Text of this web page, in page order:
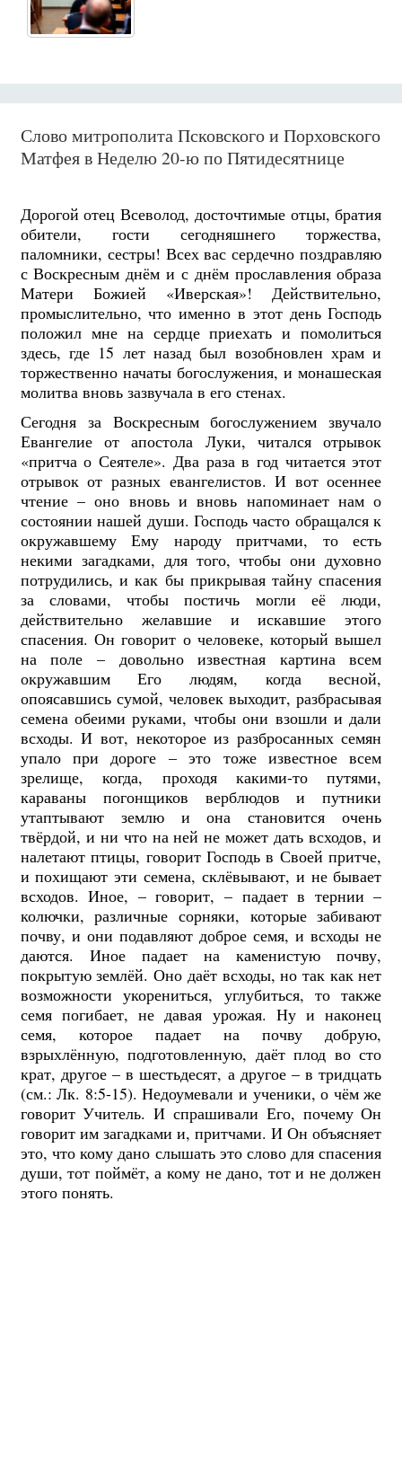
Слово митрополита Псковского и Порховского
Матфея в Неделю 20-ю по Пятидесятнице
Дорогой отец Всеволод, досточтимые отцы, братия
обители, гости сегодняшнего торжества,
паломники, сестры! Всех вас сердечно поздравляю
с Воскресным днём и с днём прославления образа
Матери Божией «Иверская»! Действительно,
промыслительно, что именно в этот день Господь
положил мне на сердце приехать и помолиться
здесь, где 15 лет назад был возобновлен храм и
торжественно начаты богослужения, и монашеская
молитва вновь зазвучала в его стенах.
Сегодня за Воскресным богослужением звучало
Евангелие от апостола Луки, читался отрывок
«притча о Сеятеле». Два раза в год читается этот
отрывок от разных евангелистов. И вот осеннее
чтение – оно вновь и вновь напоминает нам о
состоянии нашей души. Господь часто обращался к
окружавшему Ему народу притчами, то есть
некими загадками, для того, чтобы они духовно
потрудились, и как бы прикрывая тайну спасения
за словами, чтобы постичь могли её люди,
действительно желавшие и искавшие этого
спасения. Он говорит о человеке, который вышел
на поле – довольно известная картина всем
окружавшим Его людям, когда весной,
опоясавшись сумой, человек выходит, разбрасывая
семена обеими руками, чтобы они взошли и дали
всходы. И вот, некоторое из разбросанных семян
упало при дороге – это тоже известное всем
зрелище, когда, проходя какими-то путями,
караваны погонщиков верблюдов и путники
утаптывают землю и она становится очень
твёрдой, и ни что на ней не может дать всходов, и
налетают птицы, говорит Господь в Своей притче,
и похищают эти семена, склёвывают, и не бывает
всходов. Иное, – говорит, – падает в тернии –
колючки, различные сорняки, которые забивают
почву, и они подавляют доброе семя, и всходы не
даются. Иное падает на каменистую почву,
покрытую землёй. Оно даёт всходы, но так как нет
возможности укорениться, углубиться, то также
семя погибает, не давая урожая. Ну и наконец
семя, которое падает на почву добрую,
взрыхлённую, подготовленную, даёт плод во сто
крат, другое – в шестьдесят, а другое – в тридцать
(см.: Лк. 8:5-15). Недоумевали и ученики, о чём же
говорит Учитель. И спрашивали Его, почему Он
говорит им загадками и, притчами. И Он объясняет
это, что кому дано слышать это слово для спасения
души, тот поймёт, а кому не дано, тот и не должен
этого понять.